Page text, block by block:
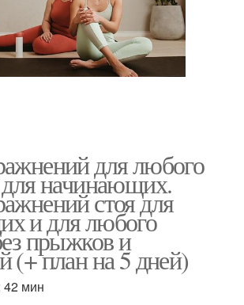
для любого
для начинающих.
стоя для
и для любого
прыжков и
(+ план на 5 дней)
42 мин